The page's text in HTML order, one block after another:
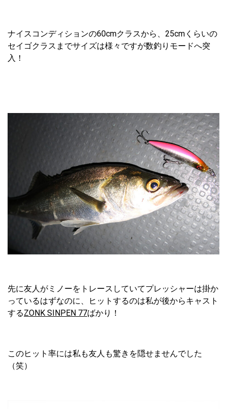
ナイスコンディションの60cmクラスから、25cmくらいの
セイゴクラスまでサイズは様々ですが数釣りモードへ突
入！
先に友人がミノーをトレースしていてプレッシャーは掛か
っているはずなのに、ヒットするのは私が後からキャスト
するZONK SINPEN 77ばかり！
このヒット率には私も友人も驚きを隠せませんでした
（笑）